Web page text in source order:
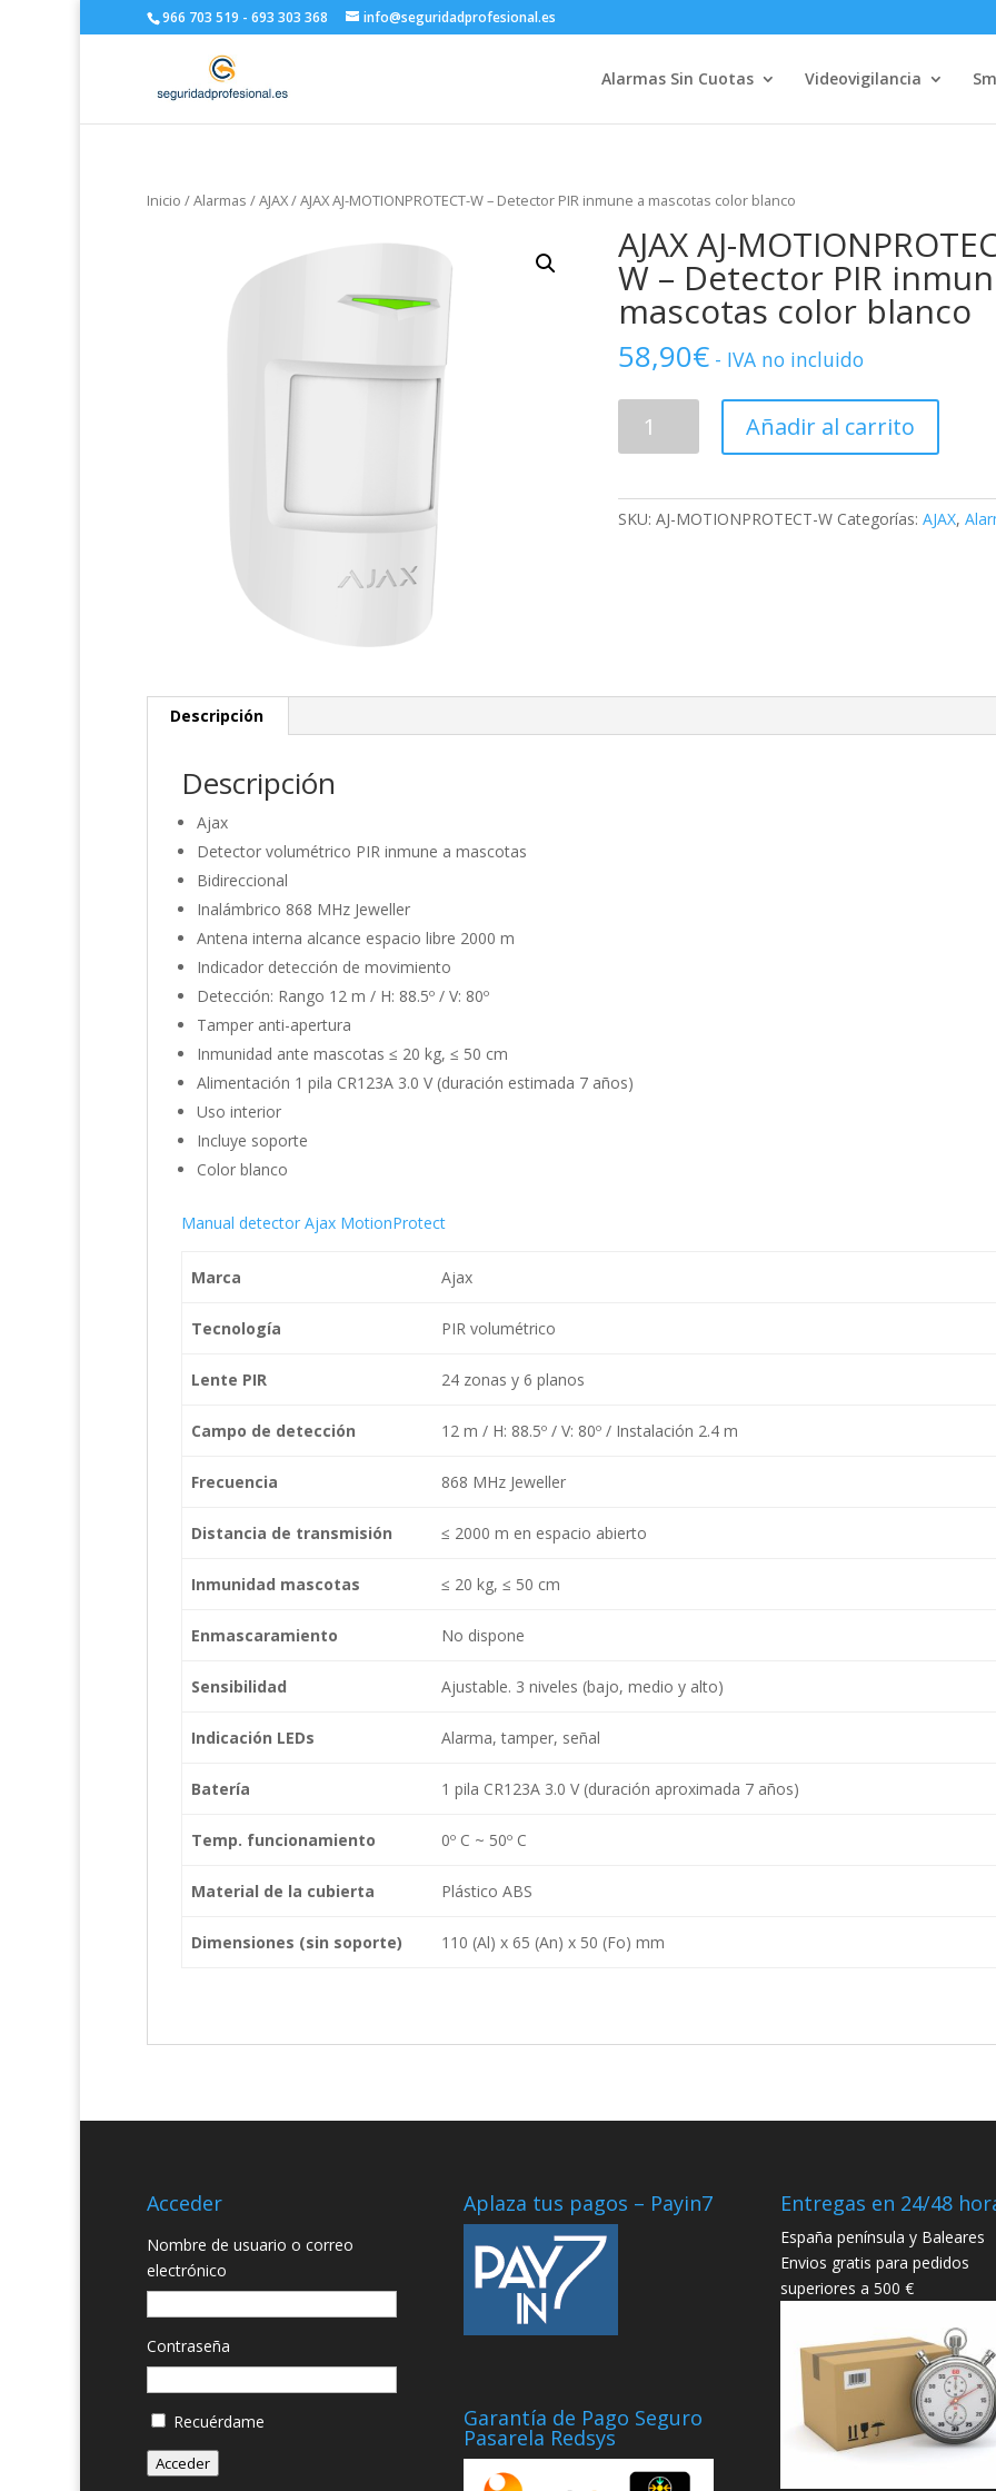
966 703 519 - 693 303 368 info@seguridadprofesional.es
Alarmas Sin Cuotas Videovigilancia
Inicio /Alarmas /AJAX/ AJAX AJ-MOTIONPROTECT-W – Detector PIR inmune a mascotas color blanco
AJAX AJ-
W – Detector PIR
mascotas color blanco
58,90€ - IVA no incluido
MOTIONPROTECT-
-
blanco
Añadir al carrito
SKU:AJ-MOTIONPROTECT-W Categorías:AJAX,
Descripción
Descripción
Ajax
Detector volumétrico PIR inmune a mascotas
Bidireccional
Inalámbrico 868 MHz Jeweller
Antena interna alcance espacio libre 2000 m
Indicador detección de movimiento
Detección: Rango 12 m / H: 88.5º / V: 80º
Tamper anti-apertura
Inmunidad ante mascotas ≤ 20 kg, ≤ 50 cm
Alimentación 1 pila CR123A 3.0 V (duración estimada 7 años)
Uso interior
Incluye soporte
Color blanco
Manual detector Ajax MotionProtect
Marca Ajax
Tecnología PIR volumétrico
Lente PIR 24 zonas y 6 planos
Campo de detección 12 m / H: 88.5º / V: 80º / Instalación 2.4 m
Frecuencia 868 MHz Jeweller
Distancia de transmisión ≤ 2000 m en espacio abierto
Inmunidad mascotas ≤ 20 kg, ≤ 50 cm
Enmascaramiento No dispone
Sensibilidad Ajustable. 3 niveles (bajo, medio y alto)
Indicación LEDs Alarma, tamper, señal
Batería 1 pila CR123A 3.0 V (duración aproximada 7 años)
Temp. funcionamiento 0º C ~ 50º C
Material de la cubierta Plástico ABS
Dimensiones (sin soporte) 110 (Al) x 65 (An) x 50 (Fo) mm
Acceder
Nombre de usuario o correo
electrónico
Contraseña
Recuérdame
Acceder
Aplaza tus pagos – Payin7
Garantía de Pago Seguro
Pasarela Redsys
Entregas en 24/48
España península y Baleares
Envios gratis para pedidos
superiores a 500 €